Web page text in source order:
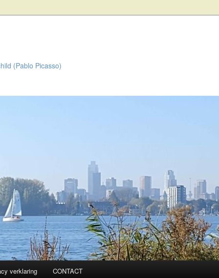
(Pablo Picasso)
verklaring CONTACT